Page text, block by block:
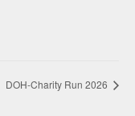
DOH-Charity Run 2026